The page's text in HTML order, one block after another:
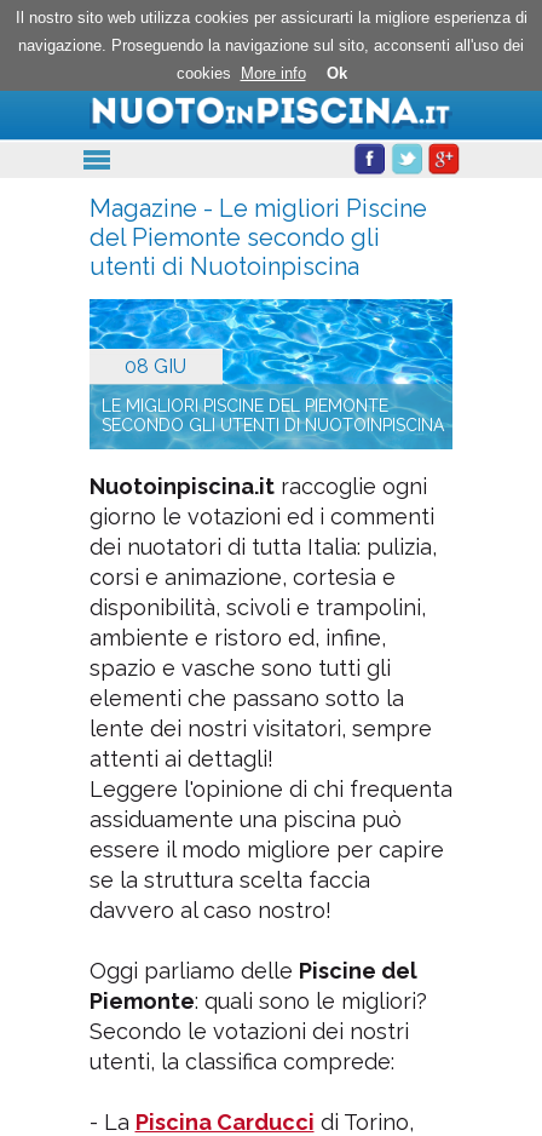
Nuoto in piscina
Magazine - Le migliori Piscine
del Piemonte secondo gli
utenti di Nuotoinpiscina
08 GIU
LE MIGLIORI PISCINE DEL PIEMONTE
SECONDO GLI UTENTI DI NUOTOINPISCINA
Nuotoinpiscina.itraccoglie ogni
giorno le votazioni ed i commenti
dei nuotatori di tutta Italia: pulizia,
corsi e animazione, cortesia e
disponibilità, scivoli e trampolini,
ambiente e ristoro ed, infine,
spazio e vasche sono tutti gli
elementi che passano sotto la
lente dei nostri visitatori, sempre
attenti ai dettagli!
Leggere l'opinione di chi frequenta
assiduamente una piscina può
essere il modo migliore per capire
se la struttura scelta faccia
davvero al caso nostro!
Oggi parliamo delle Piscine del
Piemonte: quali sono le migliori?
Secondo le votazioni dei nostri
utenti, la classifica comprede:
- La Piscina Carducci di Torino,
Il nostro sito web utilizza cookies per assicurarti la migliore esperienza di
navigazione. Proseguendo la navigazione sul sito, acconsenti all'uso dei
cookies
More info Ok